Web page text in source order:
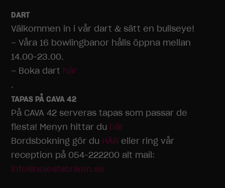
DART
Välkommen in i vår dart & sätt en bullseye!
– Våra 16 bowlingbanor hålls öppna mellan
14.00-23.00.
– Boka dart här
.
TAPAS PÅ CAVA 42
På CAVA 42 serveras tapas som passar de
flesta! Menyn hittar du här
Bordsbokning gör du HÄR eller ring vår
reception på 054-222200 alt mail:
info@nojesfabriken.se